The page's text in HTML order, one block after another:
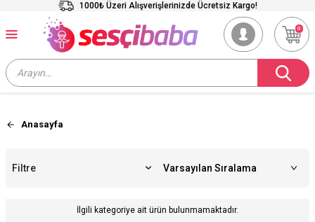
1000₺ Üzeri Alışverişlerinizde Ücretsiz Kargo!
0
Anasayfa
Filtre
İlgili kategoriye ait ürün bulunmamaktadır.